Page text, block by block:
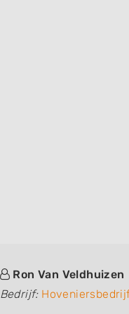
Ron Van Veldhuizen
Bedrijf: